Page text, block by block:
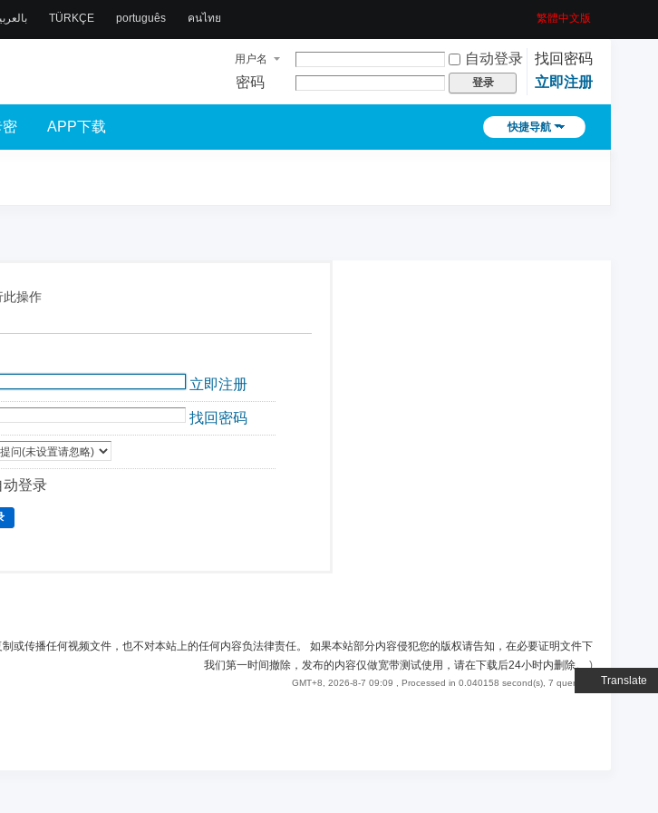
Translate
TÜRKÇE português คนไทย 繁體中文版
用户名 自动登录
找回密码
密码
登录 立即注册
快捷导航
密 APP下载
此操作
立即注册
找回密码
动登录
或传播任何视频文件，也不对本站上的任何内容负法律责任。 如果本站部分内容侵犯您的版权请告知，在必要证明文件下
我们第一时间撤除，发布的内容仅做宽带测试使用，请在下载后24小时内删除。)
GMT+8, 2026-8-7 09:09 , Processed in 0.040158 second(s), 7 queries .